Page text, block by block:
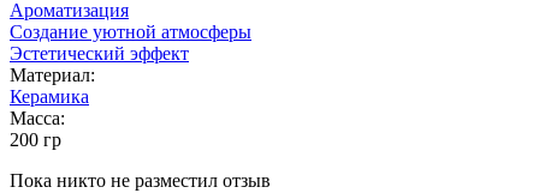
Ароматизация
Создание уютной атмосферы
Эстетический эффект
Материал:
Керамика
Масса:
200 гр
Пока никто не разместил отзыв